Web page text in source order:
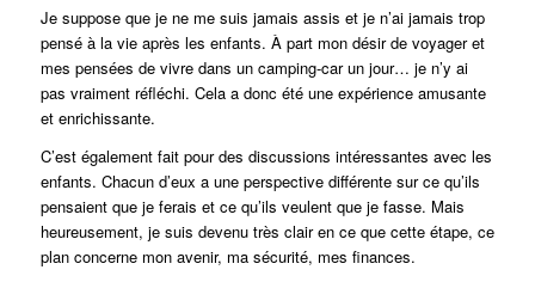
Je suppose que je ne me suis jamais assis et je n’ai jamais trop
pensé à la vie après les enfants. À part mon désir de voyager et
mes pensées de vivre dans un camping-car un jour… je n’y ai
pas vraiment réfléchi. Cela a donc été une expérience amusante
et enrichissante.
C’est également fait pour des discussions intéressantes avec les
enfants. Chacun d’eux a une perspective différente sur ce qu’ils
pensaient que je ferais et ce qu’ils veulent que je fasse. Mais
heureusement, je suis devenu très clair en ce que cette étape, ce
plan concerne mon avenir, ma sécurité, mes finances.